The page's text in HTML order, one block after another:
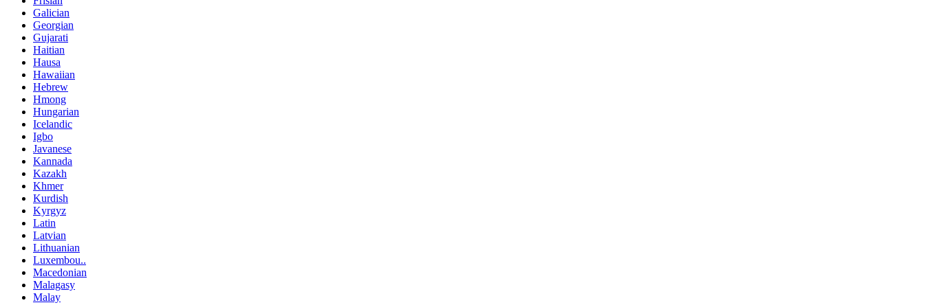
Galician
Georgian
Gujarati
Haitian
Hausa
Hawaiian
Hebrew
Hmong
Hungarian
Icelandic
Igbo
Javanese
Kannada
Kazakh
Khmer
Kurdish
Kyrgyz
Latin
Latvian
Lithuanian
Luxembou..
Macedonian
Malagasy
Malay